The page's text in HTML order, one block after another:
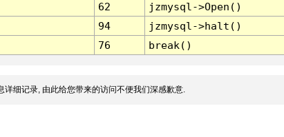
62
jzmysql->Open()
94
jzmysql->halt()
76 break()
细记录, 由此给您带来的访问不便我们深感歉意.